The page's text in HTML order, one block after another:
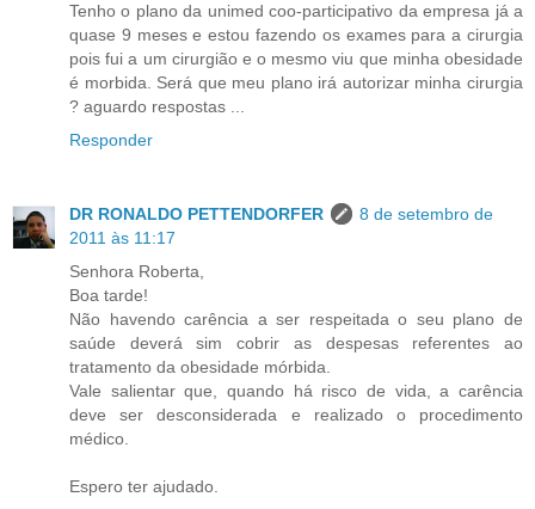
Tenho o plano da unimed coo-participativo da empresa já a
quase 9 meses e estou fazendo os exames para a cirurgia
pois fui a um cirurgião e o mesmo viu que minha obesidade
é morbida. Será que meu plano irá autorizar minha cirurgia
? aguardo respostas ...
Responder
DR RONALDO PETTENDORFER
8 de setembro de
2011 às 11:17
Senhora Roberta,
Boa tarde!
Não havendo carência a ser respeitada o seu plano de
saúde deverá sim cobrir as despesas referentes ao
tratamento da obesidade mórbida.
Vale salientar que, quando há risco de vida, a carência
deve ser desconsiderada e realizado o procedimento
médico.
Espero ter ajudado.